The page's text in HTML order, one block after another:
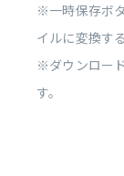
※一時保存ボ
イルに変換す
※ダウンロー
す。